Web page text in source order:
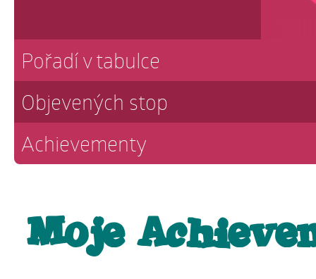
Pořadí v tabulce
Objevených stop
Achievementy
Moje